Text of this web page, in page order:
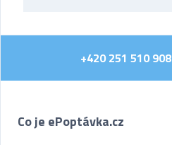
+420 251 510 908
Co je ePoptávka.cz